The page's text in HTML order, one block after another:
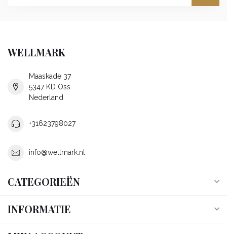
WELLMARK
Maaskade 37
5347 KD Oss
Nederland
+31623798027
info@wellmark.nl
CATEGORIEËN
INFORMATIE